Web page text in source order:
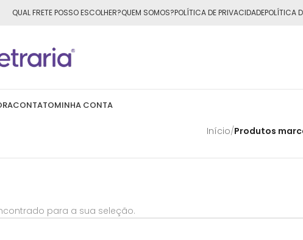
para todo o Brasil nas compras acima de R$50,00
QUAL FRETE POSSO ESCOLHER?QUEM SOMOS?POLÍTICA DE PRIVACIDADEPOLÍTICA
CONTATOMINHA CONTA
Início/Produtos
para a sua seleção.